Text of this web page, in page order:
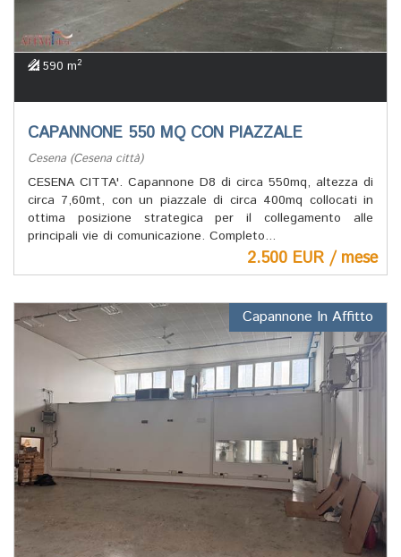
590 m2
CAPANNONE 550 MQ CON PIAZZALE
Cesena (Cesena città)
CESENA CITTA'. Capannone D8 di circa 550mq, altezza di
circa 7,60mt, con un piazzale di circa 400mq collocati in
ottima posizione strategica per il collegamento alle
principali vie di comunicazione. Completo...
2.500 EUR / mese
Capannone In Affitto